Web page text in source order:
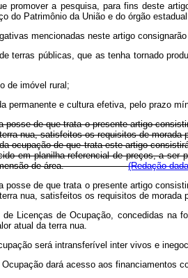
promover a pesquisa, para fins deste
do Patrimônio da União e do órgão
mencionadas neste artigo
terras públicas, que as tenha tornado
de imóvel rural;
permanente e cultura efetiva, pelo prazo
posse de que trata o presente artigo
nua, satisfeitos os requisitos de
ocupação de que trata este artigo
em planilha referencial de preços, a
e à dimensão de área.(Redação
posse de que trata o presente artigo
nua, satisfeitos os requisitos de
de Licenças de Ocupação, concedidas na
atual da terra nua.
será intransferível inter vivos e
dará acesso aos financiamentos